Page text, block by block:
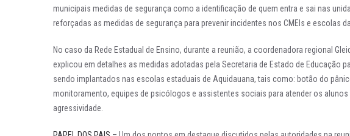
municipais medidas de segurança como a identificação de quem entra e sai nas
reforçadas as medidas de segurança para prevenir incidentes nos CMEIs e escolas da
No caso da Rede Estadual de Ensino, durante a reunião, a coordenadora regional
explicou em detalhes as medidas adotadas pela Secretaria de Estado de Educação
sendo implantados nas escolas estaduais de Aquidauana, tais como: botão do
monitoramento, equipes de psicólogos e assistentes sociais para atender os
agressividade.